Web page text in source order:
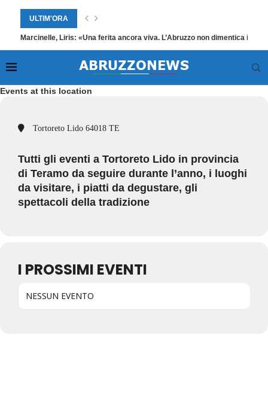
ULTIM'ORA
Marcinelle, Liris: «Una ferita ancora viva. L’Abruzzo non dimentica i suoi
Events at this location
Tortoreto Lido 64018 TE
Tutti gli eventi a Tortoreto Lido in provincia
di Teramo da seguire durante l’anno, i luoghi
da visitare, i piatti da degustare, gli
spettacoli della tradizione
I PROSSIMI EVENTI
NESSUN EVENTO